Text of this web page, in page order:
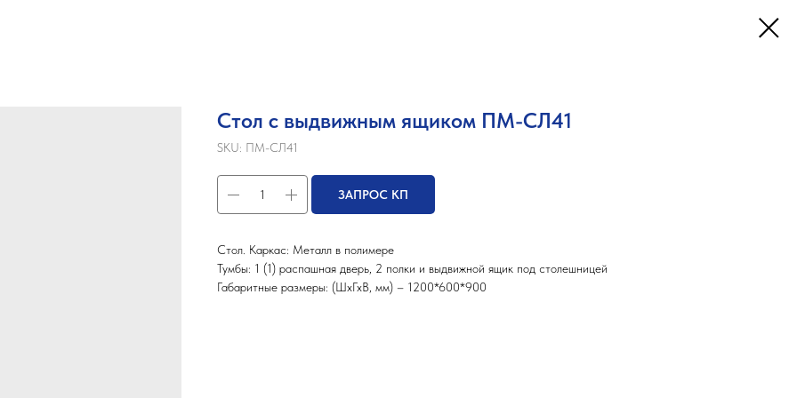
Стол с выдвижным ящиком ПМ-СЛ41
SKU: ПМ-СЛ41
ЗАПРОС КП
Стол. Каркас: Металл в полимере
Тумбы: 1 (1) распашная дверь, 2 полки и выдвижной ящик под столешницей
Габаритные размеры: (ШхГхВ, мм) – 1200*600*900